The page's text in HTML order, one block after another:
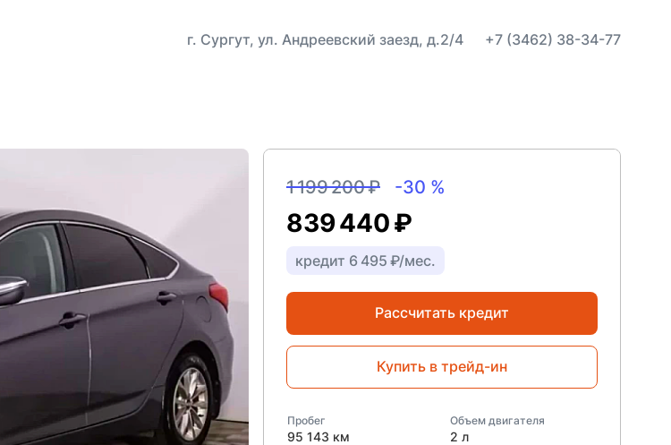
г. Сургут, ул. Андреевский заезд, д.2/4 +7 (3462) 38-34-77
1 199 200 ₽ -30 %
839 440 ₽
кредит 6 495 ₽/мес.
Рассчитать кредит
Купить в трейд-ин
Пробег
95 143 км
Объем двигателя
2 л